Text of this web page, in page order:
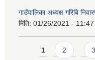
गाउँपालिका अध्यक्ष गरिबि
मिति: 01/26/2021 - 11:47
Pages
1 2 3